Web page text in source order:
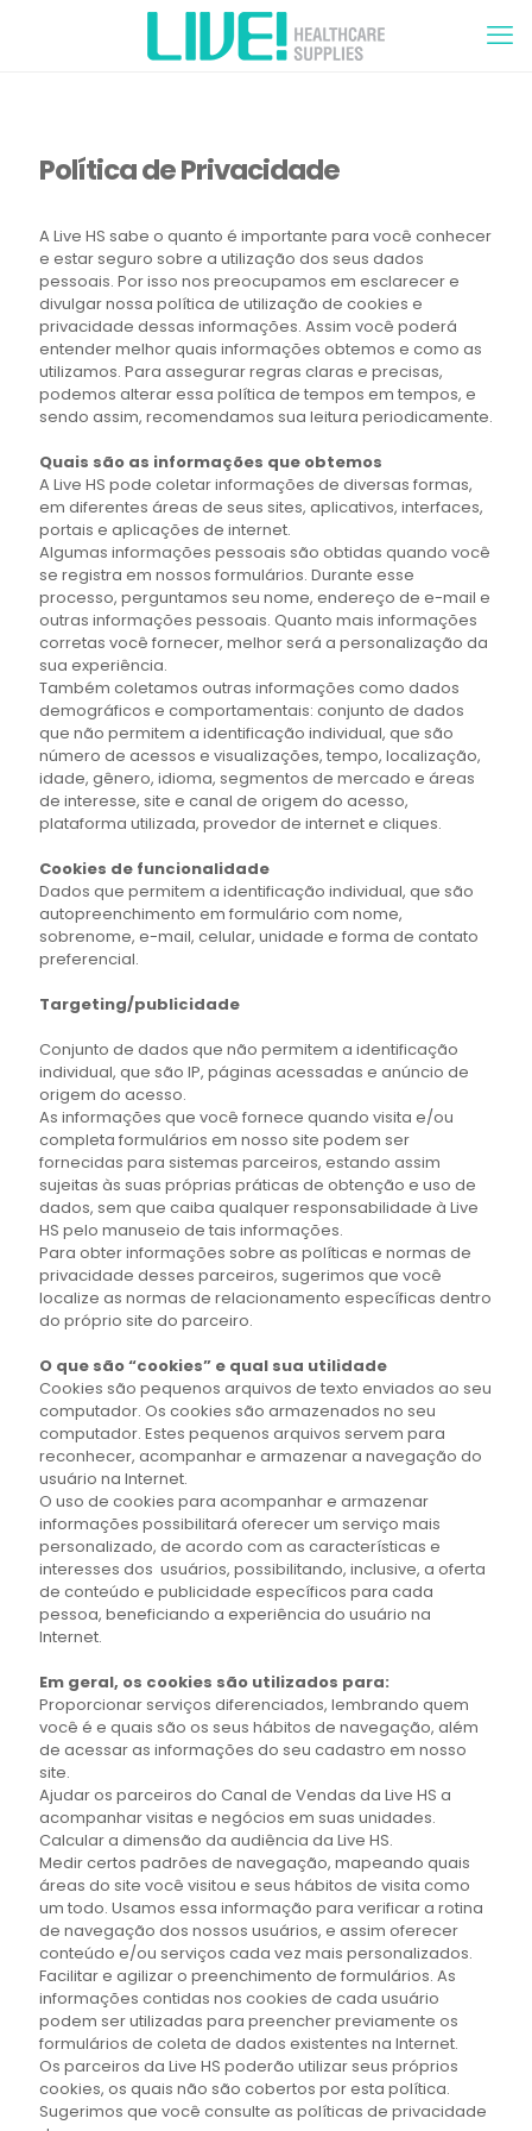
Política de Privacidade
A Live HS sabe o quanto é importante para você conhecer
e estar seguro sobre a utilização dos seus dados
pessoais. Por isso nos preocupamos em esclarecer e
divulgar nossa política de utilização de cookies e
privacidade dessas informações. Assim você poderá
entender melhor quais informações obtemos e como as
utilizamos. Para assegurar regras claras e precisas,
podemos alterar essa política de tempos em tempos, e
sendo assim, recomendamos sua leitura periodicamente.
Quais são as informações que obtemos
A Live HS pode coletar informações de diversas formas,
em diferentes áreas de seus sites, aplicativos, interfaces,
portais e aplicações de internet.
Algumas informações pessoais são obtidas quando você
se registra em nossos formulários. Durante esse
processo, perguntamos seu nome, endereço de e-mail e
outras informações pessoais. Quanto mais informações
corretas você fornecer, melhor será a personalização da
sua experiência.
Também coletamos outras informações como dados
demográficos e comportamentais: conjunto de dados
que não permitem a identificação individual, que são
número de acessos e visualizações, tempo, localização,
idade, gênero, idioma, segmentos de mercado e áreas
de interesse, site e canal de origem do acesso,
plataforma utilizada, provedor de internet e cliques.
Cookies de funcionalidade
Dados que permitem a identificação individual, que são
autopreenchimento em formulário com nome,
sobrenome, e-mail, celular, unidade e forma de contato
preferencial.
Targeting/publicidade
Conjunto de dados que não permitem a identificação
individual, que são IP, páginas acessadas e anúncio de
origem do acesso.
As informações que você fornece quando visita e/ou
completa formulários em nosso site podem ser
fornecidas para sistemas parceiros, estando assim
sujeitas às suas próprias práticas de obtenção e uso de
dados, sem que caiba qualquer responsabilidade à Live
HS pelo manuseio de tais informações.
Para obter informações sobre as políticas e normas de
privacidade desses parceiros, sugerimos que você
localize as normas de relacionamento específicas dentro
do próprio site do parceiro.
O que são “cookies” e qual sua utilidade
Cookies são pequenos arquivos de texto enviados ao seu
computador. Os cookies são armazenados no seu
computador. Estes pequenos arquivos servem para
reconhecer, acompanhar e armazenar a navegação do
usuário na Internet.
O uso de cookies para acompanhar e armazenar
informações possibilitará oferecer um serviço mais
personalizado, de acordo com as características e
interesses dos usuários, possibilitando, inclusive, a oferta
de conteúdo e publicidade específicos para cada
pessoa, beneficiando a experiência do usuário na
Internet.
Em geral, os cookies são utilizados para:
Proporcionar serviços diferenciados, lembrando quem
você é e quais são os seus hábitos de navegação, além
de acessar as informações do seu cadastro em nosso
site.
Ajudar os parceiros do Canal de Vendas da Live HS a
acompanhar visitas e negócios em suas unidades.
Calcular a dimensão da audiência da Live HS.
Medir certos padrões de navegação, mapeando quais
áreas do site você visitou e seus hábitos de visita como
um todo. Usamos essa informação para verificar a rotina
de navegação dos nossos usuários, e assim oferecer
conteúdo e/ou serviços cada vez mais personalizados.
Facilitar e agilizar o preenchimento de formulários. As
informações contidas nos cookies de cada usuário
podem ser utilizadas para preencher previamente os
formulários de coleta de dados existentes na Internet.
Os parceiros da Live HS poderão utilizar seus próprios
cookies, os quais não são cobertos por esta política.
Sugerimos que você consulte as políticas de privacidade